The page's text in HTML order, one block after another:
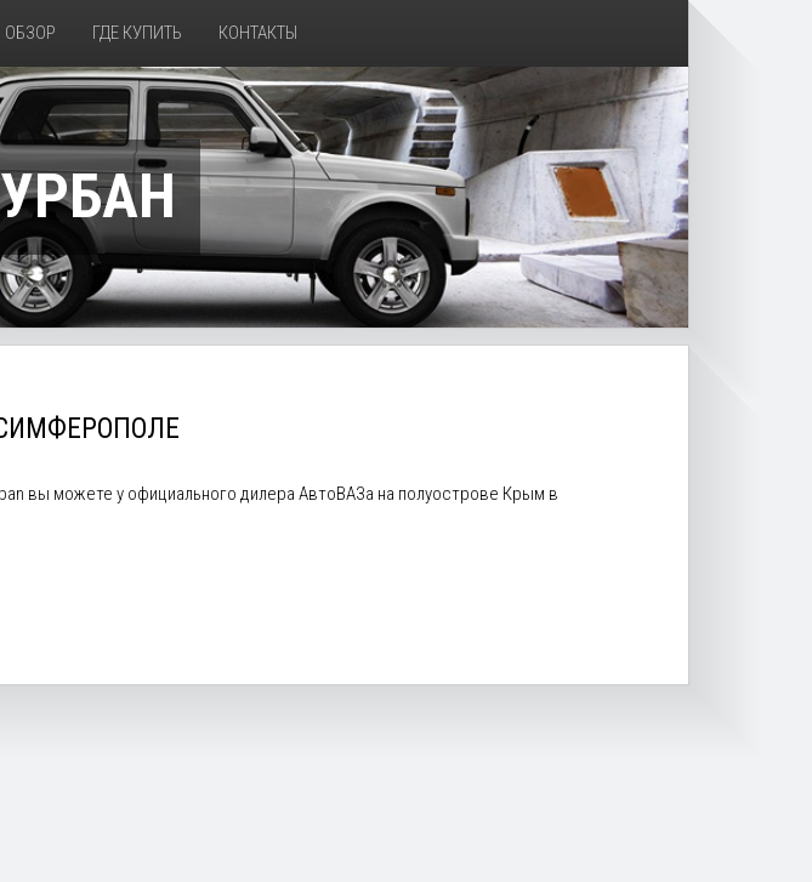
ОБЗОР ГДЕ КУПИТЬ КОНТАКТЫ
УРБАН
СИМФЕРОПОЛЕ
вы можете у официального дилера АвтоВАЗа на полуострове Крым в